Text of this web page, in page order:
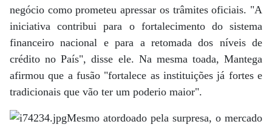
negócio como prometeu apressar os trâmites oficiais. "A
iniciativa contribui para o fortalecimento do sistema
financeiro nacional e para a retomada dos níveis de
crédito no País", disse ele. Na mesma toada, Mantega
afirmou que a fusão "fortalece as instituições já fortes e
tradicionais que vão ter um poderio maior".
Mesmo atordoado pela surpresa, o mercado